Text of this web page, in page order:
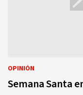
OPINIÓN
Semana Santa